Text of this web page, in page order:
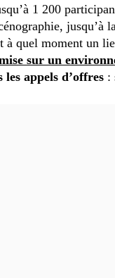
1 200
jusqu’à
à quel moment un
sur un
appels d’offres :